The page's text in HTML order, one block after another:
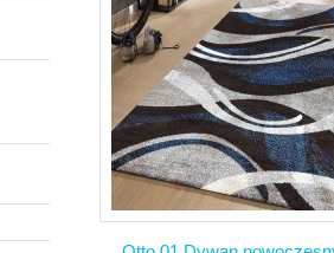
W magazynie
Dodaj do